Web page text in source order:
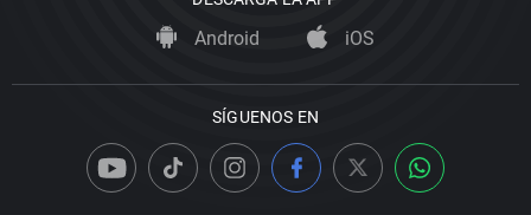
Android iOS
SÍGUENOS EN